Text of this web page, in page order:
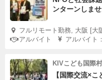
ンターンしま
フルリモート勤務, 大阪 [大
アルバイト
アルバイト
KIVこども国際
【国際交流×